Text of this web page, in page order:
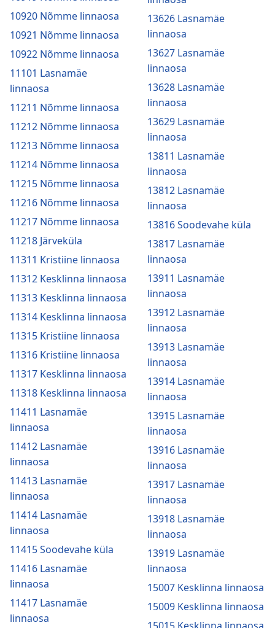
10920 Nõmme linnaosa
10921 Nõmme linnaosa
10922 Nõmme linnaosa
11101 Lasnamäe
linnaosa
11211 Nõmme linnaosa
11212 Nõmme linnaosa
11213 Nõmme linnaosa
11214 Nõmme linnaosa
11215 Nõmme linnaosa
11216 Nõmme linnaosa
11217 Nõmme linnaosa
11218 Järveküla
11311 Kristiine linnaosa
11312 Kesklinna linnaosa
11313 Kesklinna linnaosa
11314 Kesklinna linnaosa
11315 Kristiine linnaosa
11316 Kristiine linnaosa
11317 Kesklinna linnaosa
11318 Kesklinna linnaosa
11411 Lasnamäe
linnaosa
11412 Lasnamäe
linnaosa
11413 Lasnamäe
linnaosa
11414 Lasnamäe
linnaosa
11415 Soodevahe küla
11416 Lasnamäe
linnaosa
11417 Lasnamäe
linnaosa
13626 Lasnamäe
linnaosa
13627 Lasnamäe
linnaosa
13628 Lasnamäe
linnaosa
13629 Lasnamäe
linnaosa
13811 Lasnamäe
linnaosa
13812 Lasnamäe
linnaosa
13816 Soodevahe küla
13817 Lasnamäe
linnaosa
13911 Lasnamäe
linnaosa
13912 Lasnamäe
linnaosa
13913 Lasnamäe
linnaosa
13914 Lasnamäe
linnaosa
13915 Lasnamäe
linnaosa
13916 Lasnamäe
linnaosa
13917 Lasnamäe
linnaosa
13918 Lasnamäe
linnaosa
13919 Lasnamäe
linnaosa
15007 Kesklinna linnaosa
15009 Kesklinna linnaosa